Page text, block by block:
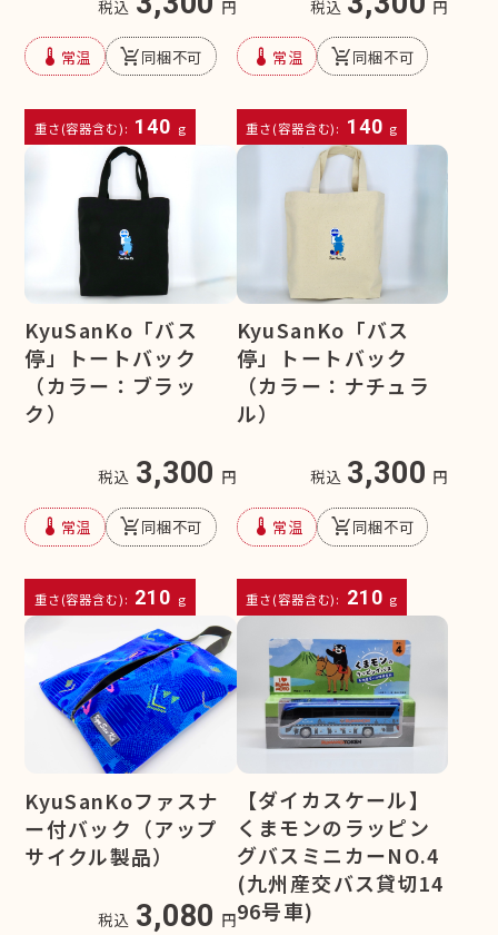
税込 円
device_thermostat 常温 remove_shopping_cart同梱不可
重さ(容器含む): 140 g
税込 円
device_thermostat 常温 remove_shopping_cart同梱不可
重さ(容器含む): 140 g
KyuSanKo「バス
停」トートバック
（カラー：ブラッ
ク）
税込 3,300 円
device_thermostat 常温 remove_shopping_cart同梱不可
重さ(容器含む): 210 g
KyuSanKo「バス
停」トートバック
（カラー：ナチュラ
ル）
税込 3,300 円
device_thermostat 常温 remove_shopping_cart同梱不可
重さ(容器含む): 210 g
KyuSanKoファスナ
ー付バック（アップ
サイクル製品）
税込 3,080 円
【ダイカスケール】
くまモンのラッピン
グバスミニカーNO.4
(九州産交バス貸切14
96号車)